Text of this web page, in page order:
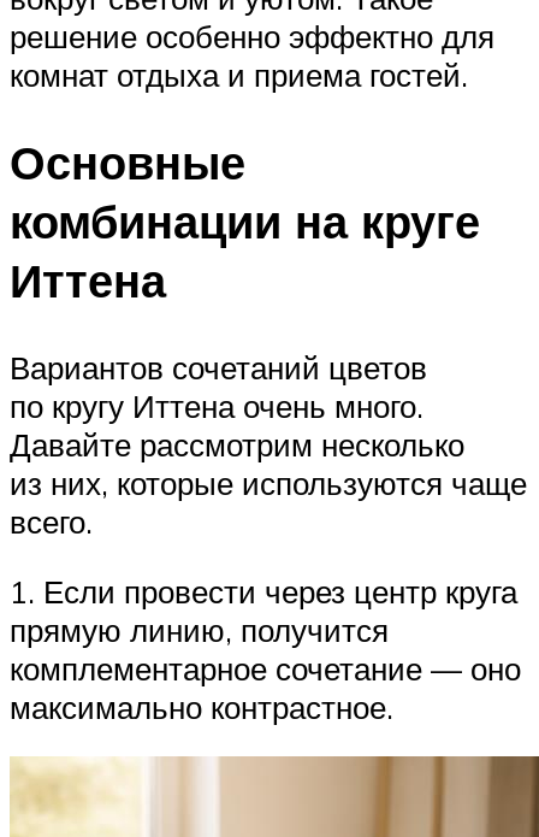
решение особенно эффектно для
комнат отдыха и приема гостей.
Основные
комбинации на круге
Иттена
Вариантов сочетаний цветов
по кругу Иттена очень много.
Давайте рассмотрим несколько
из них, которые используются чаще
всего.
1. Если провести через центр круга
прямую линию, получится
комплементарное сочетание — оно
максимально контрастное.